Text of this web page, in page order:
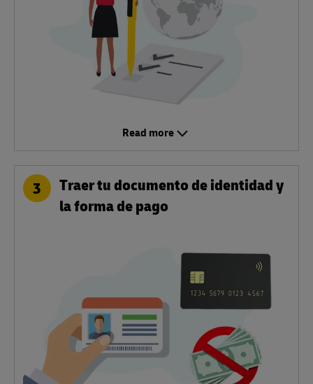
Read more
3
Traer tu documento de identidad y
la forma de pago